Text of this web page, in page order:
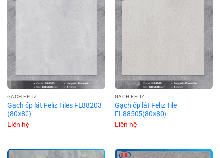
GẠCH FELIZ
Gạch ốp lát Feliz Tiles FL88203
(80×80)
Liên hệ
GẠCH FELIZ
Gạch ốp lát Feliz Tile
FL88505(80×80)
Liên hệ